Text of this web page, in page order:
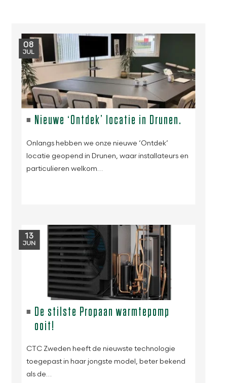
08
JUL
Nieuwe ‘Ontdek’ locatie in Drunen.
Onlangs hebben we onze nieuwe ‘Ontdek’
locatie geopend in Drunen, waar installateurs en
particulieren welkom…
13
JUN
De stilste Propaan warmtepomp
ooit!
CTC Zweden heeft de nieuwste technologie
toegepast in haar jongste model, beter bekend
als de…